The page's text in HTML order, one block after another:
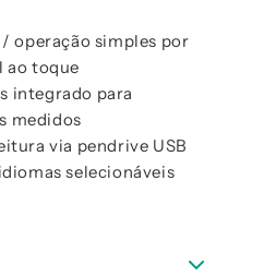
operação simples por
ao toque
integrado para
medidos
via pendrive USB
selecionáveis